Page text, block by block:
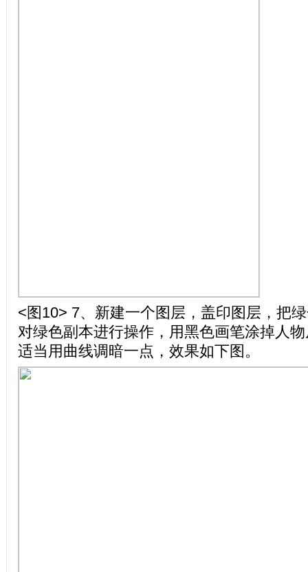
<图10> 7、新建一个图层，盖印图层，把
对绿色副本进行操作，用黑色画笔涂掉人
适当用曲线调暗一点，效果如下图。